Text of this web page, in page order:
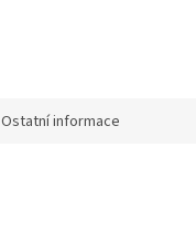
Ostatní informace